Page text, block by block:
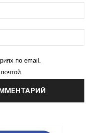
по email.